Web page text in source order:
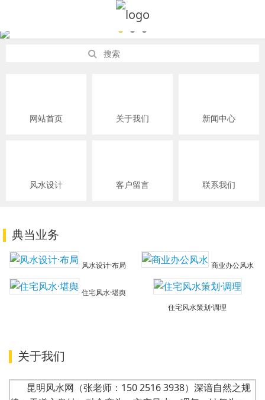
网站首页 关于我们 新闻中心
风水设计 客户留言 联系我们
典当业务
风水设计·布局 商业办公风水
住宅风水·堪舆
住宅风水策划·调理
关于我们
昆明风水网（张老师：150 2516 3938）深谙自然之规